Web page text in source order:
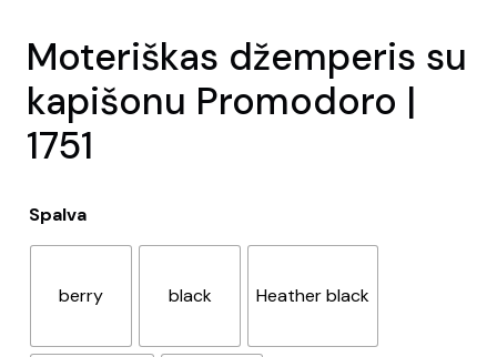
Moteriškas džemperis su
kapišonu Promodoro |
1751
Spalva
berry black Heather black